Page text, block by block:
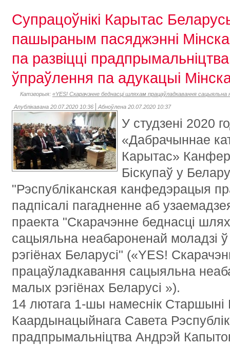
Супрацоўнікі Карытас
пашыраным пасяджэнні
па развіцці прадпрымальніцтва
ўпраўлення па адукацыі
Катэгорыя: «YES! Скарачэнне беднасці шляхам працаўладкавання сацыяльна
Апублікавана 20.07.2020 10:36 Абноўлена 20.07.2020 10:37
У студзені 2020
«Дабрачыннае
Карытас»
Біскупаў у
"Рэспубліканская канфедэрацыя
падпісалі пагадненне аб
праекта "Скарачэнне беднасці
сацыяльна неабароненай моладзі
рэгіёнах Беларусі" («YES!
працаўладкавання сацыяльна
малых рэгіёнах Беларусі »).
14 лютага 1-шы намеснік
Каардынацыйнага Савета
прадпрымальніцтва Андрэй